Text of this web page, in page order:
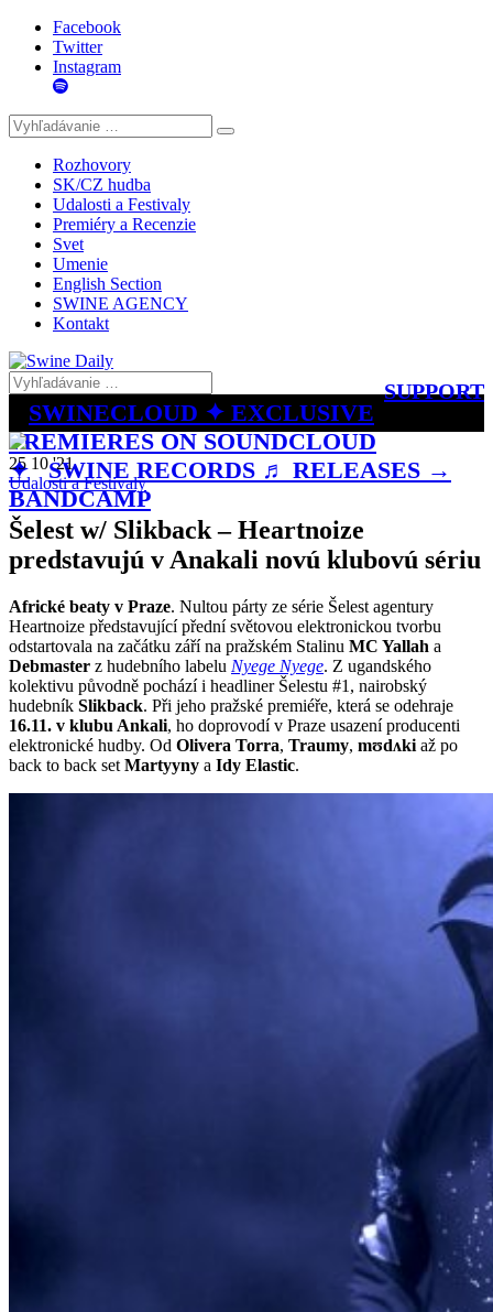
Facebook
Twitter
Instagram
Rozhovory
SK/CZ hudba
Udalosti a Festivaly
Premiéry a Recenzie
Svet
Umenie
English Section
SWINE AGENCY
Kontakt
SUPPORT
SWINECLOUD ✦ EXCLUSIVE
PREMIERES ON SOUNDCLOUD
✦
SWINE RECORDS ♬ RELEASES →
BANDCAMP
25 10 '21
Udalosti a Festivaly
Šelest w/ Slikback – Heartnoize
predstavujú v Anakali novú klubovú sériu
Africké beaty v Praze. Nultou párty ze série Šelest agentury
Heartnoize představující přední světovou elektronickou tvorbu
odstartovala na začátku září na pražském Stalinu MC Yallah a
Debmaster z hudebního labelu Nyege Nyege. Z ugandského
kolektivu původně pochází i headliner Šelestu #1, nairobský
hudebník Slikback. Při jeho pražské premiéře, která se odehraje
16.11. v klubu Ankali, ho doprovodí v Praze usazení producenti
elektronické hudby. Od Olivera Torra, Traumy, mʊdʌki až po
back to back set Martyyny a Idy Elastic.